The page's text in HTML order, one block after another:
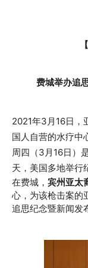
费城举办追
2021年3月16日，
国人自营的水疗中
周四（3月16日）
天，美国多地举行
在费城， 宾州亚太
心，为该枪击案的
追思纪念暨新闻发